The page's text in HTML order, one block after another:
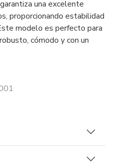
una excelente
proporcionando estabilidad
modelo es perfecto para
cómodo y con un